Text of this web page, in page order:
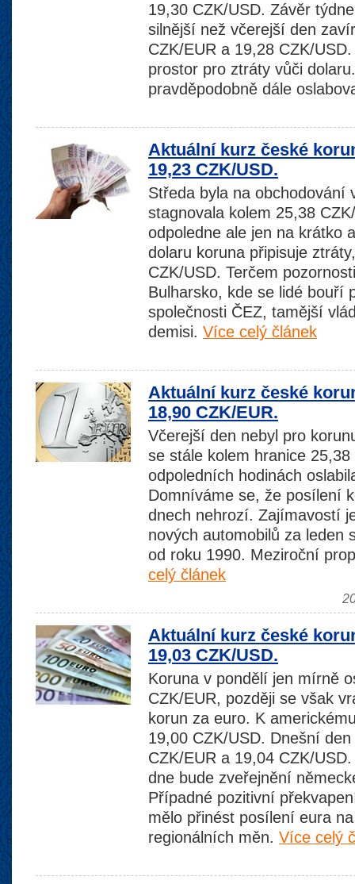
19,30 CZK/USD. Závěr
silnější než včerejší den
CZK/EUR a 19,28 CZK/
prostor pro ztráty vůči
pravděpodobně dále
Aktuální kurz české
19,23 CZK/USD.
Středa byla na obchodování
stagnovala kolem 25,38
odpoledne ale jen na krátko
dolaru koruna připisuje
CZK/USD. Terčem
Bulharsko, kde se lidé bouří
společnosti ČEZ, tamější
demisi. Více celý článek
Aktuální kurz české
18,90 CZK/EUR.
Včerejší den nebyl pro
se stále kolem hranice
odpoledních hodinách
Domníváme se, že posílení
dnech nehrozí. Zajímavostí
nových automobilů za leden
od roku 1990. Meziroční
celý článek
Aktuální kurz české
19,03 CZK/USD.
Koruna v pondělí jen mírně
CZK/EUR, později se však
korun za euro. K
19,00 CZK/USD. Dnešní
CZK/EUR a 19,04 CZK/
dne bude zveřejnění
Případné pozitivní
mělo přinést posílení eura
regionálních měn. Více celý